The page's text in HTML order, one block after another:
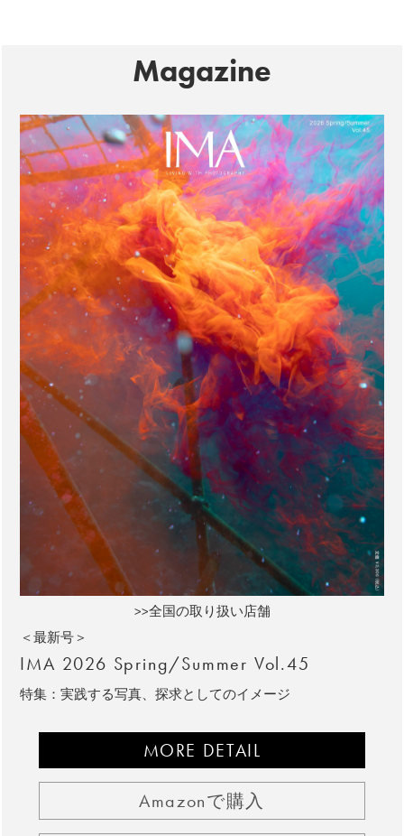
Magazine
>>全国の取り扱い店舗
＜最新号＞
IMA 2026 Spring/Summer Vol.45
特集：実践する写真、探求としてのイメージ
MORE DETAIL
Amazonで購入